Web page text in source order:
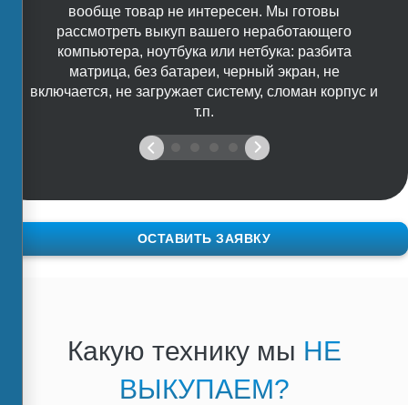
вообще товар не интересен. Мы готовы
рассмотреть выкуп вашего неработающего
компьютера, ноутбука или нетбука: разбита
матрица, без батареи, черный экран, не
включается, не загружает систему, сломан корпус и
т.п.
ОСТАВИТЬ ЗАЯВКУ
Какую технику мы НЕ
ВЫКУПАЕМ?